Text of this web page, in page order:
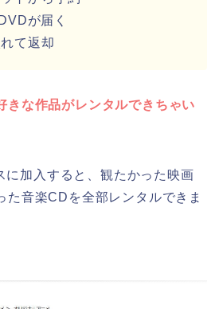
が届く
て返却
きな作品がレンタルできちゃい
に加入すると、観たかった映画
た音楽CDを全部レンタルできま